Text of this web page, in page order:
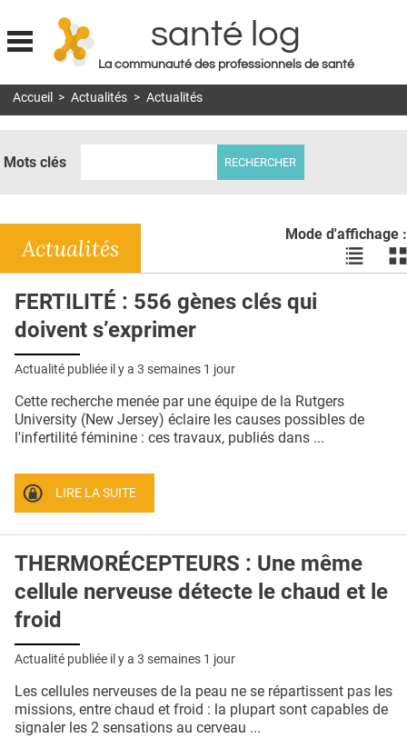
Jump to navigation
santé log
La communauté des professionnels de santé
MON COMPTE
DOSSIERS
RÉSEAUX
E-REVUE SAD
QUI SOMMES-NOUS ?
CONDITIONS GÉNÉRALES
CRÉDITS
Accueil > Actualités > Actualités
Mots clés
Mode d'affichage :
Voir
les
les
Actualités
FERTILITÉ : 556 gènes clés qui
doivent s’exprimer
Actualité publiée il y a 3 semaines 1 jour
Cette recherche menée par une équipe de la Rutgers
University (New Jersey) éclaire les causes possibles de
l'infertilité féminine : ces travaux, publiés dans ...
LIRE LA SUITE
THERMORÉCEPTEURS : Une même
cellule nerveuse détecte le chaud et le
froid
Actualité publiée il y a 3 semaines 1 jour
Les cellules nerveuses de la peau ne se répartissent pas les
missions, entre chaud et froid : la plupart sont capables de
signaler les 2 sensations au cerveau ...